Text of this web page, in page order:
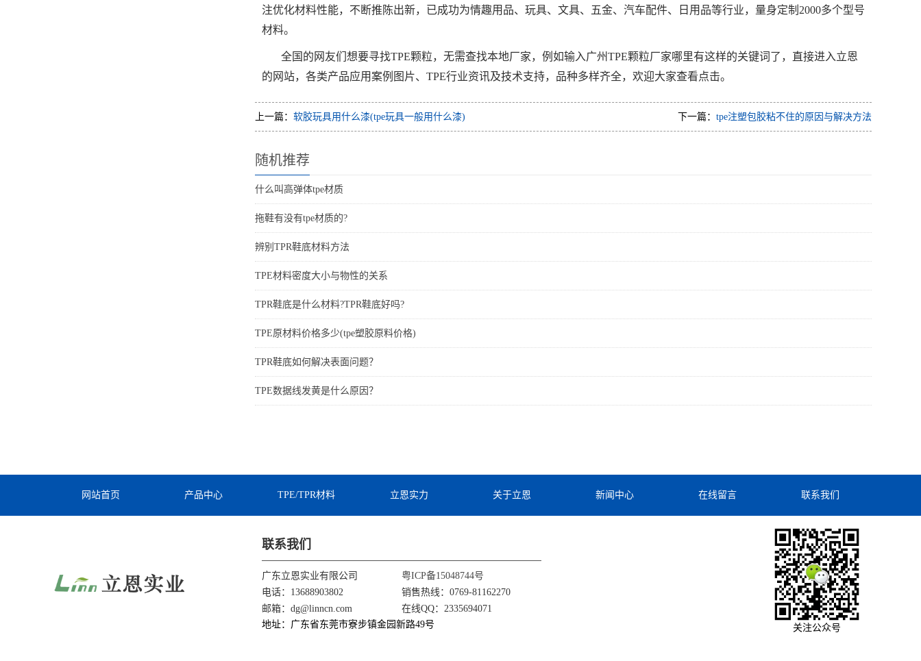
注优化材料性能，不断推陈出新，已成功为情趣用品、玩具、文具、五金、汽车配件、日用品等行业，量身定制2000多个型号
材料。
全国的网友们想要寻找TPE颗粒，无需查找本地厂家，例如输入广州TPE颗粒厂家哪里有这样的关键词了，直接进入立恩
的网站，各类产品应用案例图片、TPE行业资讯及技术支持，品种多样齐全，欢迎大家查看点击。
上一篇： 软胶玩具用什么漆(tpe玩具一般用什么漆) 下一篇： tpe注塑包胶粘不住的原因与解决方法
随机推荐
什么叫高弹体tpe材质
拖鞋有没有tpe材质的?
辨别TPR鞋底材料方法
TPE材料密度大小与物性的关系
TPR鞋底是什么材料?TPR鞋底好吗?
TPE原材料价格多少(tpe塑胶原料价格)
TPR鞋底如何解决表面问题？
TPE数据线发黄是什么原因？
网站首页 产品中心 TPE/TPR材料 立恩实力 关于立恩 新闻中心 在线留言 联系我们
联系我们
广东立恩实业有限公司
粤ICP备15048744号
电话：13688903802
销售热线：0769-81162270
邮箱：dg@linncn.com
在线QQ：2335694071
地址：广东省东莞市寮步镇金园新路49号
关注公众号